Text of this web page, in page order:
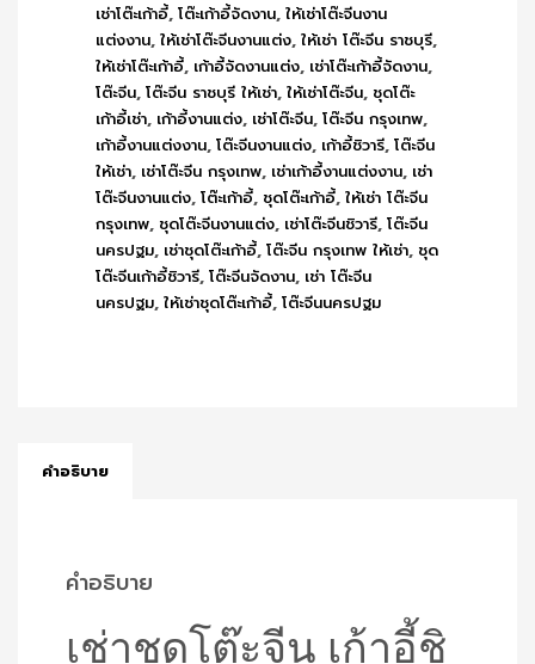
เช่าโต๊ะเก้าอี้, โต๊ะเก้าอี้จัดงาน, ให้เช่าโต๊ะจีนงาน
แต่งงาน, ให้เช่าโต๊ะจีนงานแต่ง, ให้เช่า โต๊ะจีน ราชบุรี,
ให้เช่าโต๊ะเก้าอี้, เก้าอี้จัดงานแต่ง, เช่าโต๊ะเก้าอี้จัดงาน,
โต๊ะจีน, โต๊ะจีน ราชบุรี ให้เช่า, ให้เช่าโต๊ะจีน, ชุดโต๊ะ
เก้าอี้เช่า, เก้าอี้งานแต่ง, เช่าโต๊ะจีน, โต๊ะจีน กรุงเทพ,
เก้าอี้งานแต่งงาน, โต๊ะจีนงานแต่ง, เก้าอี้ชิวารี, โต๊ะจีน
ให้เช่า, เช่าโต๊ะจีน กรุงเทพ, เช่าเก้าอี้งานแต่งงาน, เช่า
โต๊ะจีนงานแต่ง, โต๊ะเก้าอี้, ชุดโต๊ะเก้าอี้, ให้เช่า โต๊ะจีน
กรุงเทพ, ชุดโต๊ะจีนงานแต่ง, เช่าโต๊ะจีนชิวารี, โต๊ะจีน
นครปฐม, เช่าชุดโต๊ะเก้าอี้, โต๊ะจีน กรุงเทพ ให้เช่า, ชุด
โต๊ะจีนเก้าอี้ชิวารี, โต๊ะจีนจัดงาน, เช่า โต๊ะจีน
นครปฐม, ให้เช่าชุดโต๊ะเก้าอี้, โต๊ะจีนนครปฐม
คำอธิบาย
คำอธิบาย
เช่าชุดโต๊ะจีน เก้าอี้ชิ